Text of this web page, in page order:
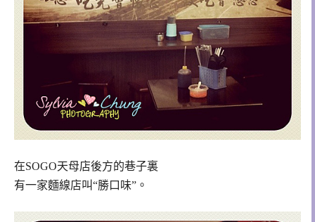
在SOGO天母店後方的巷子裏
有一家麵線店叫“勝口味”。